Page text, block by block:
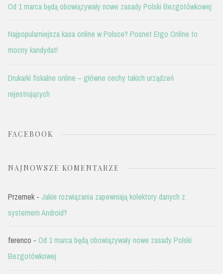
Od 1 marca będą obowiązywały nowe zasady Polski Bezgotówkowej
Najpopularniejsza kasa online w Polsce? Posnet Ergo Online to
mocny kandydat!
Drukarki fiskalne online – główne cechy takich urządzeń
rejestrujących
FACEBOOK
NAJNOWSZE KOMENTARZE
Przemek- Jakie rozwiązania zapewniają kolektory danych z
systemem Android?
ferenco - Od 1 marca będą obowiązywały nowe zasady Polski
Bezgotówkowej